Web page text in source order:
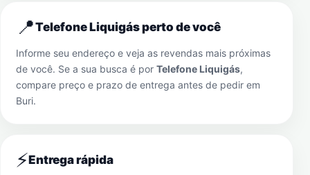
📍Telefone Liquigás perto de você
Informe seu endereço e veja as revendas mais próximas
de você. Se a sua busca é por Telefone Liquigás,
compare preço e prazo de entrega antes de pedir em
Buri.
⚡Entrega rápida